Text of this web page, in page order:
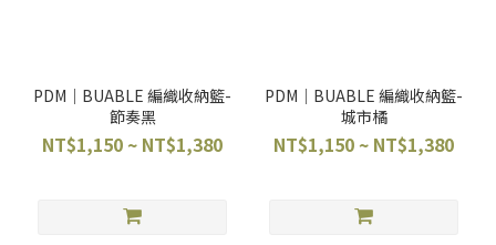
PDM｜BUABLE 編織收納籃-
節奏黑
NT$1,150 ~ NT$1,380
PDM｜BUABLE 編織收納籃-
城市橘
NT$1,150 ~ NT$1,380